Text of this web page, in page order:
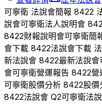
可寧衛 法說會簡報 8422
說會可寧衛法人說明會
8422財報說明會可寧衛簡
會下載 8422法說會下載
新法說會 8422最新法說會
會可寧衛營運報告 8422營
可寧衛股價分析 8422股價
8422法說會 Q2可寧衛法